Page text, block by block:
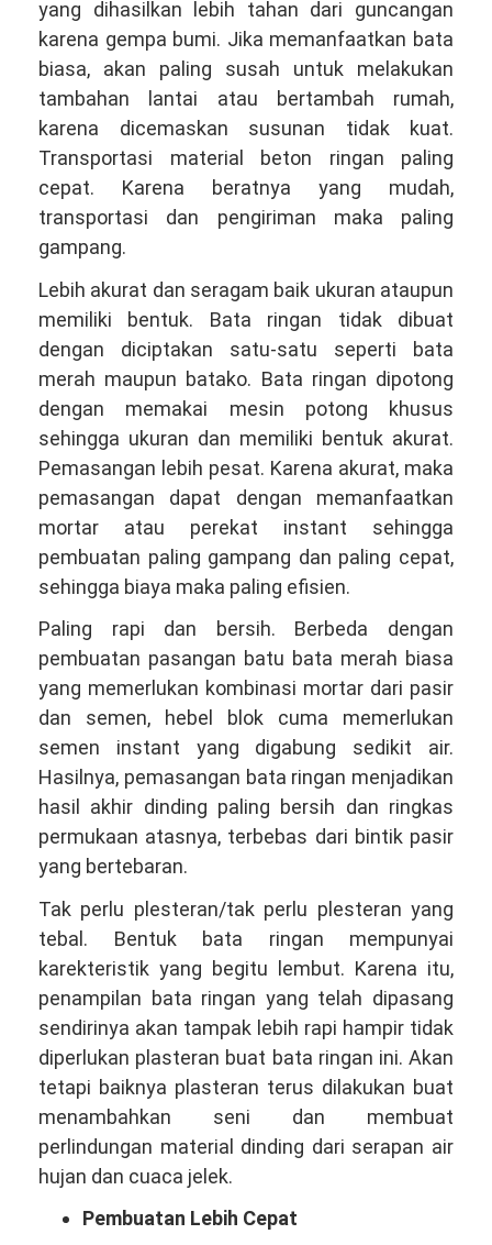
yang dihasilkan lebih tahan dari guncangan
karena gempa bumi. Jika memanfaatkan bata
biasa, akan paling susah untuk melakukan
tambahan lantai atau bertambah rumah,
karena dicemaskan susunan tidak kuat.
Transportasi material beton ringan paling
cepat. Karena beratnya yang mudah,
transportasi dan pengiriman maka paling
gampang.
Lebih akurat dan seragam baik ukuran ataupun
memiliki bentuk. Bata ringan tidak dibuat
dengan diciptakan satu-satu seperti bata
merah maupun batako. Bata ringan dipotong
dengan memakai mesin potong khusus
sehingga ukuran dan memiliki bentuk akurat.
Pemasangan lebih pesat. Karena akurat, maka
pemasangan dapat dengan memanfaatkan
mortar atau perekat instant sehingga
pembuatan paling gampang dan paling cepat,
sehingga biaya maka paling efisien.
Paling rapi dan bersih. Berbeda dengan
pembuatan pasangan batu bata merah biasa
yang memerlukan kombinasi mortar dari pasir
dan semen, hebel blok cuma memerlukan
semen instant yang digabung sedikit air.
Hasilnya, pemasangan bata ringan menjadikan
hasil akhir dinding paling bersih dan ringkas
permukaan atasnya, terbebas dari bintik pasir
yang bertebaran.
Tak perlu plesteran/tak perlu plesteran yang
tebal. Bentuk bata ringan mempunyai
karekteristik yang begitu lembut. Karena itu,
penampilan bata ringan yang telah dipasang
sendirinya akan tampak lebih rapi hampir tidak
diperlukan plasteran buat bata ringan ini. Akan
tetapi baiknya plasteran terus dilakukan buat
menambahkan seni dan membuat
perlindungan material dinding dari serapan air
hujan dan cuaca jelek.
Pembuatan Lebih Cepat